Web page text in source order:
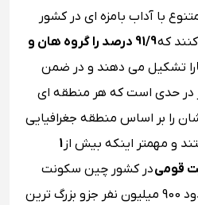
با آداب بامزه ای در کشور
که
91/9 درصد را گروه هان و
را تشکیل می‌ دهند و در ضمن
در حدی است که هر منطقه ای
را بر اساس منطقه جغرافیایی
و مهمتر اینکه بیش از 1
در کشور چین سکونت
دارند که گروه ” هان ” با حدود 900 میلیون نفر جزو بزرگ‌ ترین